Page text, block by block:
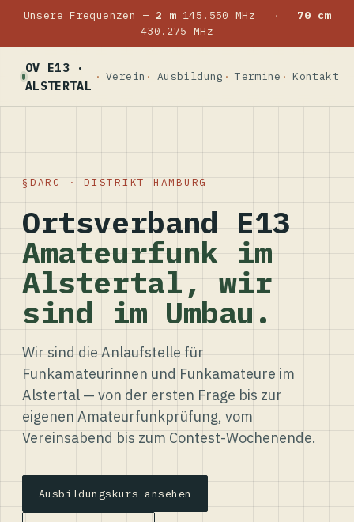
Unsere Frequenzen — 2 m145.550 MHz ·
70 cm
430.275 MHz
OV E13 ·
ALSTERTAL
Verein Ausbildung Termine Kontakt
DARC · DISTRIKT HAMBURG
Ortsverband E13
Amateurfunk im
Alstertal, wir
sind im Umbau.
Wir sind die Anlaufstelle für
Funkamateurinnen und Funkamateure im
Alstertal — von der ersten Frage bis zur
eigenen Amateurfunkprüfung, vom
Vereinsabend bis zum Contest-Wochenende.
Ausbildungskurs ansehen